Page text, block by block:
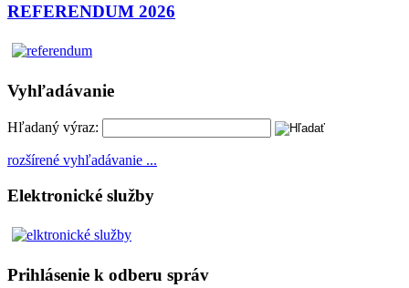
REFERENDUM 2026
Vyhľadávanie
Hľadaný výraz:
rozšírené vyhľadávanie ...
Elektronické služby
Prihlásenie k odberu správ